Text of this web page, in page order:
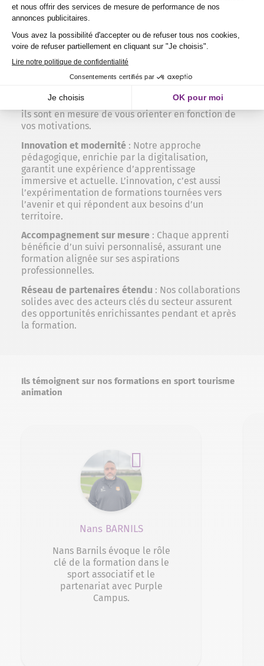
Pourquoi choisir une formation en Sport
/ Tourisme / Animation chez Purple
Campus ?
ancrage fort en Occitanie, offre des programmes de
formation adaptés aux exigences actuelles du
entreprises du territoire et de leur pratique, ainsi
ils sont en mesure de vous orienter en fonction de
vos motivations.
Innovation et modernité : Notre approche
pédagogique, enrichie par la digitalisation,
garantit une expérience d’apprentissage
immersive et actuelle. L’innovation, c’est aussi
l’expérimentation de formations tournées vers
l’avenir et qui répondent aux besoins d’un
territoire.
Accompagnement sur mesure : Chaque apprenti
bénéficie d’un suivi personnalisé, assurant une
formation alignée sur ses aspirations
professionnelles.
Réseau de partenaires étendu : Nos collaborations
solides avec des acteurs clés du secteur assurent
des opportunités enrichissantes pendant et après
la formation.
Ils témoignent sur nos formations en sport tourisme
animation
Nans BARNILS
Nans Barnils évoque le rôle
clé de la formation dans le
sport associatif et le
partenariat avec Purple
Campus.